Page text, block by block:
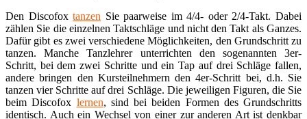
Den Discofoxtanzen Sie paarweise im 4/4- oder 2/4-Takt. Dabei
zählen Sie die einzelnen Taktschläge und nicht den Takt als Ganzes.
Dafür gibt es zwei verschiedene Möglichkeiten, den Grundschritt zu
tanzen. Manche Tanzlehrer unterrichten den sogenannten 3er-
Schritt, bei dem zwei Schritte und ein Tap auf drei Schläge fallen,
andere bringen den Kursteilnehmern den 4er-Schritt bei, d.h. Sie
tanzen vier Schritte auf drei Schläge. Die jeweiligen Figuren, die Sie
beim Discofox lernen, sind bei beiden Formen des Grundschritts
identisch. Auch ein Wechsel von einer zur anderen Art ist denkbar